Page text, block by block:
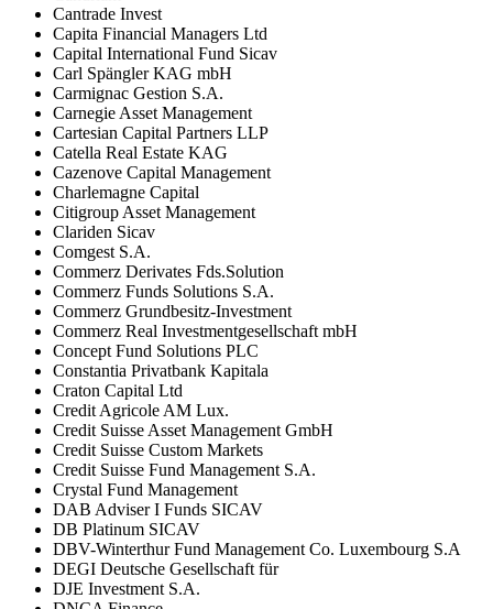
Cantrade Invest
Capita Financial Managers Ltd
Capital International Fund Sicav
Carl Spängler KAG mbH
Carmignac Gestion S.A.
Carnegie Asset Management
Cartesian Capital Partners LLP
Catella Real Estate KAG
Cazenove Capital Management
Charlemagne Capital
Citigroup Asset Management
Clariden Sicav
Comgest S.A.
Commerz Derivates Fds.Solution
Commerz Funds Solutions S.A.
Commerz Grundbesitz-Investment
Commerz Real Investmentgesellschaft mbH
Concept Fund Solutions PLC
Constantia Privatbank Kapitala
Craton Capital Ltd
Credit Agricole AM Lux.
Credit Suisse Asset Management GmbH
Credit Suisse Custom Markets
Credit Suisse Fund Management S.A.
Crystal Fund Management
DAB Adviser I Funds SICAV
DB Platinum SICAV
DBV-Winterthur Fund Management Co. Luxembourg S.A
DEGI Deutsche Gesellschaft für
DJE Investment S.A.